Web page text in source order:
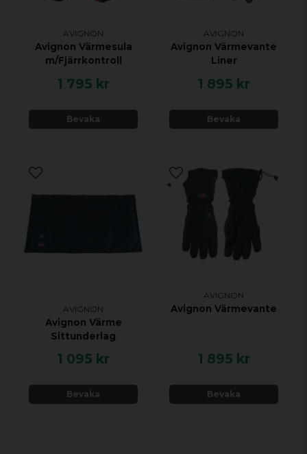
AVIGNON
Avignon Värmesula
m/Fjärrkontroll
1 795 kr
Bevaka
AVIGNON
Avignon Värmevante
Liner
1 895 kr
Bevaka
AVIGNON
Avignon Värme
Sittunderlag
1 095 kr
Bevaka
AVIGNON
Avignon Värmevante
1 895 kr
Bevaka